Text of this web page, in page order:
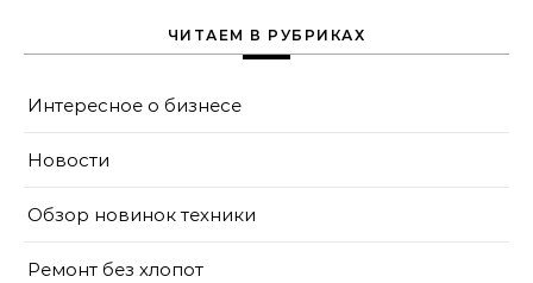
ЧИТАЕМ В РУБРИКАХ
Интересное о бизнесе
Новости
Обзор новинок техники
Ремонт без хлопот